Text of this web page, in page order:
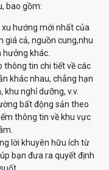
bao gồm:
xu hướng mới nhất của
giá cả, nguồn cung,nhu
hưởng khác.
thông tin chi tiết về các
khác nhau, chẳng hạn
khu nghỉ dưỡng, v.v.
bất động sản theo
thông tin về khu vực
lời khuyên hữu ích từ
bạn đưa ra quyết định